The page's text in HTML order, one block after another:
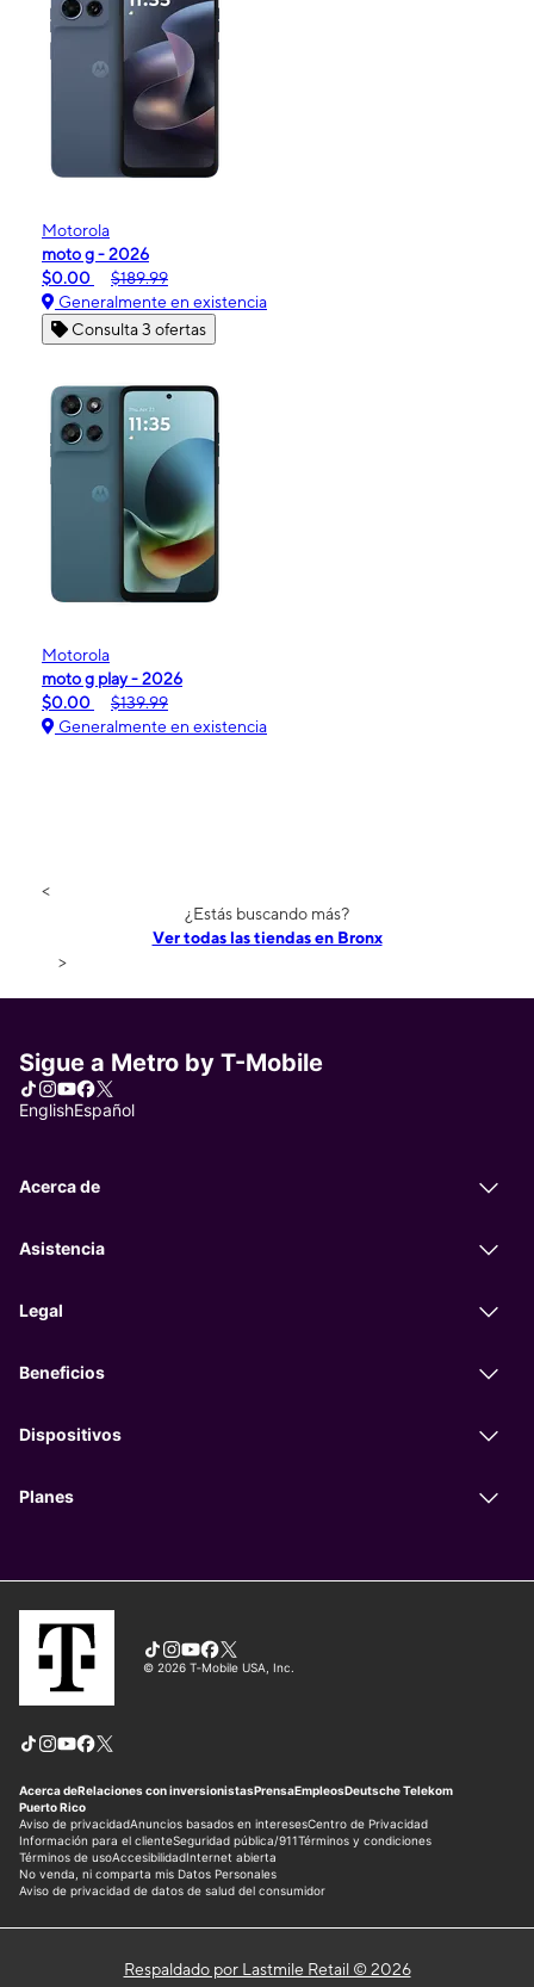
Motorola
moto g - 2026
$0.00
$189.99
Generalmente en existencia
Consulta 3 ofertas
Motorola
moto g play - 2026
$0.00
$139.99
Generalmente en existencia
<
¿Estás buscando más?
Ver todas las tiendas en Bronx
>
Respaldado por Lastmile Retail © 2026